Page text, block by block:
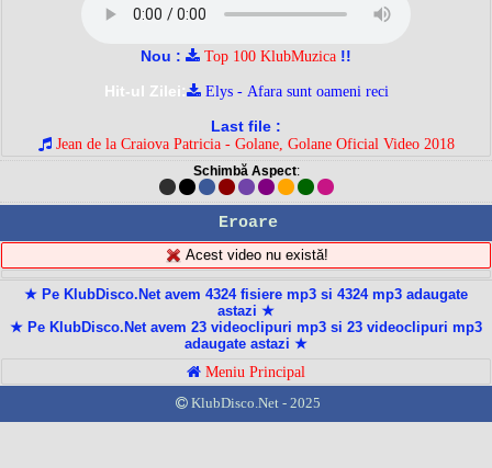
Nou : Top 100 KlubMuzica !!
Hit-ul Zilei:
Elys - Afara sunt oameni reci
Last file :
Jean de la Craiova Patricia - Golane, Golane Oficial Video 2018
Schimbă Aspect:
Eroare
Acest video nu există!
★ Pe KlubDisco.Net avem 4324 fisiere mp3 si 4324 mp3 adaugate
astazi ★
★ Pe KlubDisco.Net avem 23 videoclipuri mp3 si 23 videoclipuri mp3
adaugate astazi ★
Meniu Principal
KlubDisco.Net - 2025